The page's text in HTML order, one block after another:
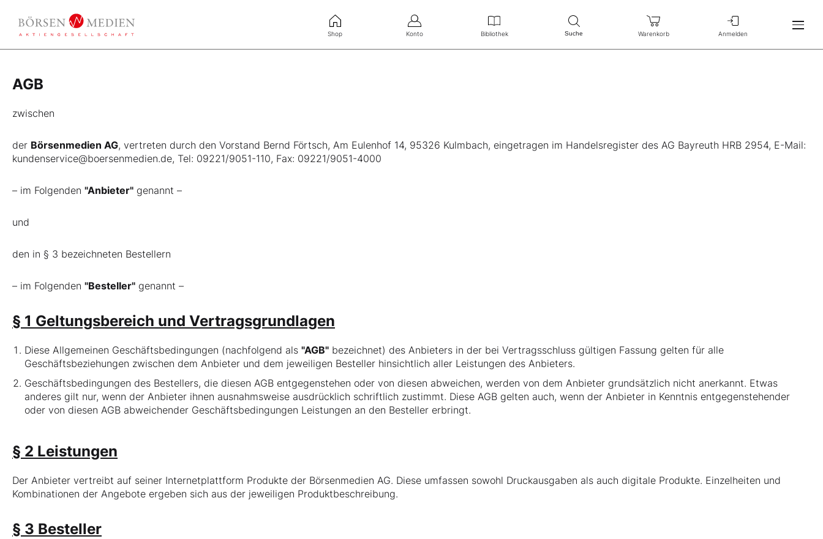
Shop Konto Bibliothek Suche Warenkorb Anmelden
AGB
zwischen
der Börsenmedien AG, vertreten durch den Vorstand Bernd Förtsch, Am Eulenhof 14, 95326 Kulmbach, eingetragen im Handelsregister des AG Bayreuth HRB 2954, E-Mail:
kundenservice@boersenmedien.de, Tel: 09221/9051-110, Fax: 09221/9051-4000
– im Folgenden "Anbieter" genannt –
und
den in § 3 bezeichneten Bestellern
– im Folgenden "Besteller" genannt –
§ 1 Geltungsbereich und Vertragsgrundlagen
Diese Allgemeinen Geschäftsbedingungen (nachfolgend als "AGB" bezeichnet) des Anbieters in der bei Vertragsschluss gültigen Fassung gelten für alle
Geschäftsbeziehungen zwischen dem Anbieter und dem jeweiligen Besteller hinsichtlich aller Leistungen des Anbieters.
Geschäftsbedingungen des Bestellers, die diesen AGB entgegenstehen oder von diesen abweichen, werden von dem Anbieter grundsätzlich nicht anerkannt. Etwas
anderes gilt nur, wenn der Anbieter ihnen ausnahmsweise ausdrücklich schriftlich zustimmt. Diese AGB gelten auch, wenn der Anbieter in Kenntnis entgegenstehender
oder von diesen AGB abweichender Geschäftsbedingungen Leistungen an den Besteller erbringt.
§ 2 Leistungen
Der Anbieter vertreibt auf seiner Internetplattform Produkte der Börsenmedien AG. Diese umfassen sowohl Druckausgaben als auch digitale Produkte. Einzelheiten und
Kombinationen der Angebote ergeben sich aus der jeweiligen Produktbeschreibung.
§ 3 Besteller